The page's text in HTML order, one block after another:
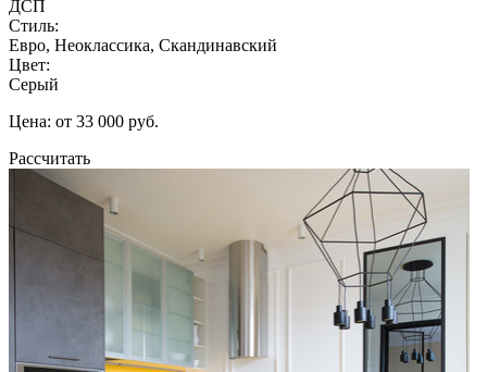
ДСП
Стиль:
Евро, Неоклассика, Скандинавский
Цвет:
Серый
Цена: от 33 000 руб.
Рассчитать